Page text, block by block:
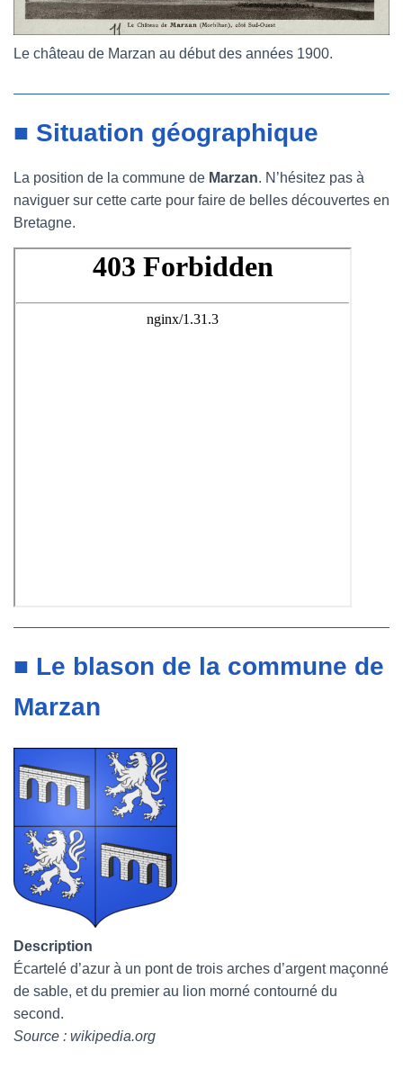
Le château de Marzan au début des années 1900.
■ Situation géographique
La position de la commune de Marzan. N’hésitez pas à
naviguer sur cette carte pour faire de belles découvertes en
Bretagne.
■ Le blason de la commune de
Marzan
Description
Écartelé d’azur à un pont de trois arches d’argent maçonné
de sable, et du premier au lion morné contourné du
second.
Source : wikipedia.org